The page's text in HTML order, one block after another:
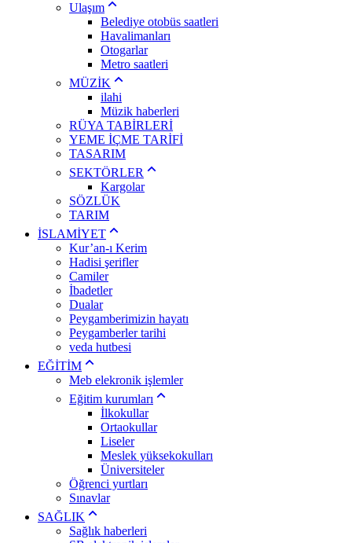
Ulaşım
Belediye otobüs saatleri
Havalimanları
Otogarlar
Metro saatleri
MÜZİK
ilahi
Müzik haberleri
RÜYA TABİRLERİ
YEME İÇME TARİFİ
TASARIM
SEKTÖRLER
Kargolar
SÖZLÜK
TARIM
İSLAMİYET
Kur’an-ı Kerim
Hadisi şerifler
Camiler
İbadetler
Dualar
Peygamberimizin hayatı
Peygamberler tarihi
veda hutbesi
EĞİTİM
Meb elekronik işlemler
Eğitim kurumları
İlkokullar
Ortaokullar
Liseler
Meslek yüksekokulları
Üniversiteler
Öğrenci yurtları
Sınavlar
SAĞLIK
Sağlık haberleri